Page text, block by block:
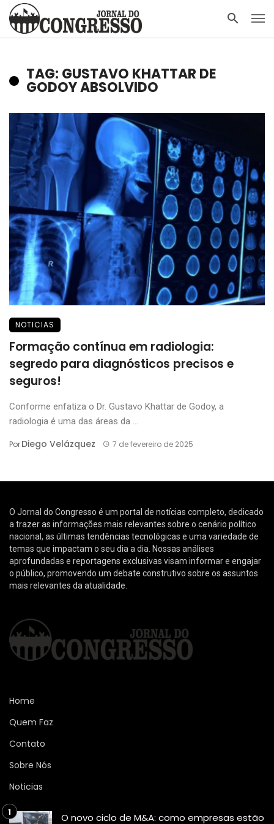
TAG: GUSTAVO KHATTAR DE
GODOY ABSOLVIDO
NOTICIAS
Formação contínua em radiologia:
segredo para diagnósticos precisos e
seguros!
Conforme enfatiza o Dr. Gustavo Khattar de Godoy, a
radiologia é uma das áreas da ...
PorDiego Velázquez 7 de fevereiro de 2025
O Jornal do Congresso é um portal de notícias completo, dedicado
a trazer as informações mais relevantes sobre o cenário político
nacional, as últimas tendências tecnológicas e uma variedade de
temas que impactam o seu dia a dia. Nossas análises
aprofundadas e reportagens exclusivas visam informar e engajar
o público, promovendo um debate construtivo sobre os assuntos
mais relevantes da atualidade.
Home
Quem Faz
Contato
Sobre Nós
Noticias
O novo ciclo de M&A: como empresas estão